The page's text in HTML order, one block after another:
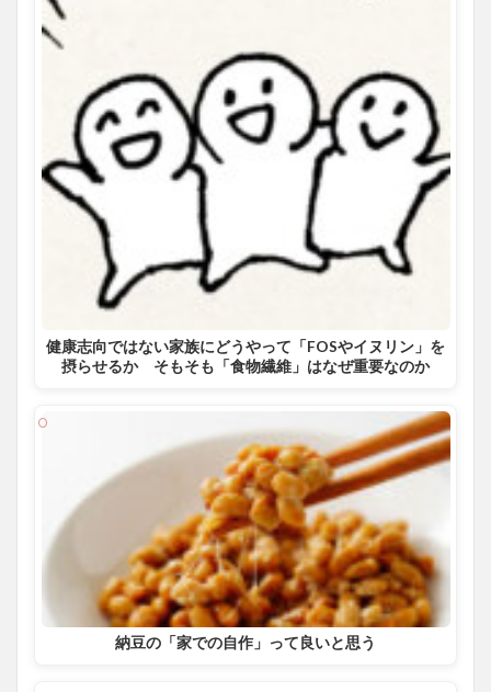
健康志向ではない家族にどうやって「FOSやイヌリン」を
摂らせるか そもそも「食物繊維」はなぜ重要なのか
納豆の「家での自作」って良いと思う